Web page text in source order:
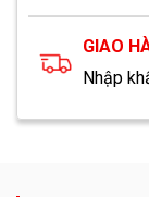
GIAO
Nhập